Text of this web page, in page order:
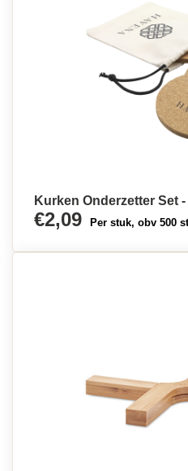
Kurken Onderzetter Set
€2,09 Per stuk, obv 500